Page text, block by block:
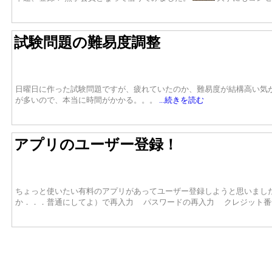
試験問題の難易度調整
日曜日に作った試験問題ですが、疲れていたのか、難易度が結構高い
が多いので、本当に時間がかかる。。。
...続きを読む
アプリのユーザー登録！
ちょっと使いたい有料のアプリがあってユーザー登録しようと思いま
か．．．普通にしてよ）で再入力 パスワードの再入力 クレジット